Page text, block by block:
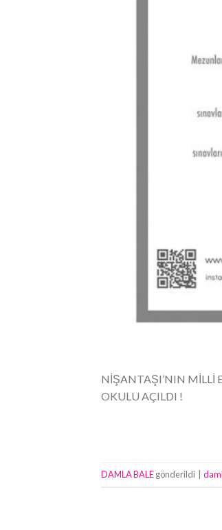
NİŞANTAŞI’NIN MİLLİ
OKULU AÇILDI !
DAMLA BALEgönderildi